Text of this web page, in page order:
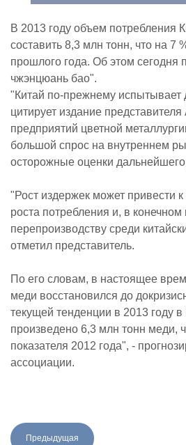
В 2013 году объем потребления
составить 8,3 млн тонн, что на 7
прошлого года. Об этом сегодня
чжэнцюань бао".
"Китай по-прежнему испытывает
цитирует издание
предприятий цветной
большой спрос на внутреннем
осторожные оценки дальнейшего
"Рост издержек может привести
роста потребления и, в конечном
перепроизводству среди
отметил представитель.
По его словам, в настоящее
меди восстановился до
текущей тенденции в 2013 году
произведено 6,3 млн тонн меди,
показателя 2012 года", -
ассоциации.
Предыдущая